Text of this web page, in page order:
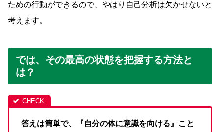
ための行動ができるので、やはり自己分析は欠かせないと
考えます。
では、その最高の状態を把握する方法と
は？
答えは簡単で、『自分の体に意識を向ける』こと